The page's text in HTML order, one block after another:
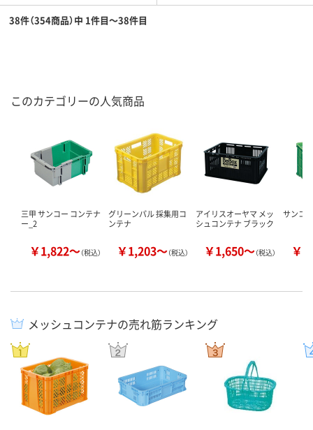
38件（354商品）中 1件目～38件目
このカテゴリーの人気商品
三甲 サンコー コンテナ
ー_2
￥1,822～（税込）
グリーンパル 採集用コ
ンテナ
￥1,203～（税込）
アイリスオーヤマ メッ
シュコンテナ ブラック
￥1,650～（税込）
サンコ
￥
メッシュコンテナの売れ筋ランキング